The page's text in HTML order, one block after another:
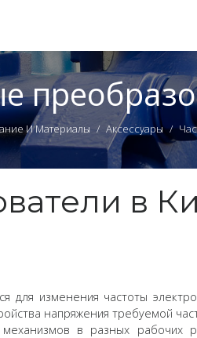
И Материалы Аксессуары
в
для изменения частоты
напряжения требуемой
в разных рабочих